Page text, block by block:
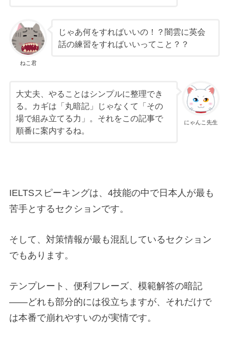
ねこ君
じゃあ何をすればいいの！？闇雲に英会
話の練習をすればいいってこと？？
にゃんこ先生
大丈夫、やることはシンプルに整理でき
る。カギは「丸暗記」じゃなくて「その
場で組み立てる力」。それをこの記事で
順番に案内するね。
IELTSスピーキングは、4技能の中で日本人が最も
苦手とするセクションです。
そして、対策情報が最も混乱しているセクション
でもあります。
テンプレート、便利フレーズ、模範解答の暗記
——どれも部分的には役立ちますが、それだけで
は本番で崩れやすいのが実情です。